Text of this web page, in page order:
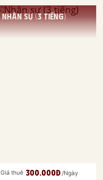
Nhân sự (3 tiếng)
Giá thuê 300.000đ/Ngày